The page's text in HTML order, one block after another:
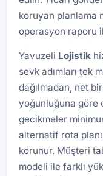
koruyan planlama
operasyon raporu
Yavuzeli Lojistik
sevk adımları tek
dağılmadan, net
yoğunluğuna göre
gecikmeler
alternatif rota
korunur. Müşteri
modeli ile farklı